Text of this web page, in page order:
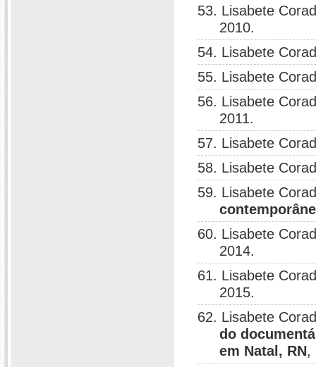
53. Lisabete
2010.
54. Lisabete
55. Lisabete
56. Lisabete
2011.
57. Lisabete
58. Lisabete
59. Lisabete
60. Lisabete
2014.
61. Lisabete
2015.
62. Lisabete
do
em Natal, RN,